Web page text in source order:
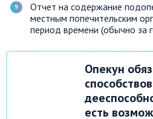
Отчет на содержание
местным попечительским
период времени (обычно за
Опекун
есть